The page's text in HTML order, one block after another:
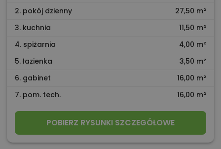
2. pokój dzienny
27,50 m²
3. kuchnia
11,50 m²
4. spiżarnia
4,00 m²
5. łazienka
3,50 m²
6. gabinet
16,00 m²
7. pom. tech.
16,00 m²
POBIERZ RYSUNKI SZCZEGÓŁOWE